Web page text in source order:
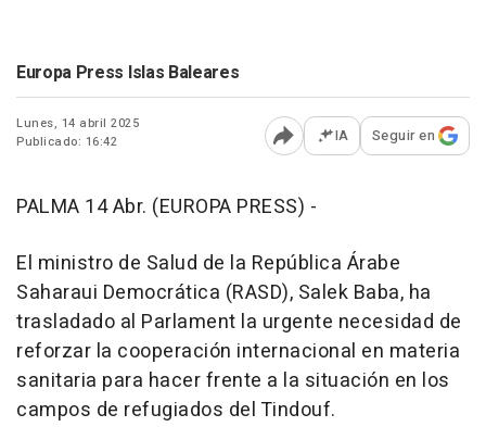
Europa Press Islas Baleares
Lunes, 14 abril 2025
Publicado: 16:42
Abrir opciones para
IA Seguir en
PALMA 14 Abr. (EUROPA PRESS) -
El ministro de Salud de la República Árabe
Saharaui Democrática (RASD), Salek Baba, ha
trasladado al Parlament la urgente necesidad de
reforzar la cooperación internacional en materia
sanitaria para hacer frente a la situación en los
campos de refugiados del Tindouf.